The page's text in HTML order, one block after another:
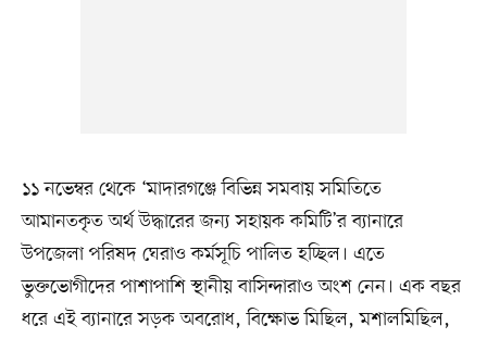
১১ নভেম্বর থেকে ‘মাদারগঞ্জে বিভিন্ন সমবায় সমিতিতে
আমানতকৃত অর্থ উদ্ধারের জন্য সহায়ক কমিটি’র ব্যানারে
উপজেলা পরিষদ ঘেরাও কর্মসূচি পালিত হচ্ছিল। এতে
ভুক্তভোগীদের পাশাপাশি স্থানীয় বাসিন্দারাও অংশ নেন। এক বছর
ধরে এই ব্যানারে সড়ক অবরোধ, বিক্ষোভ মিছিল, মশালমিছিল,